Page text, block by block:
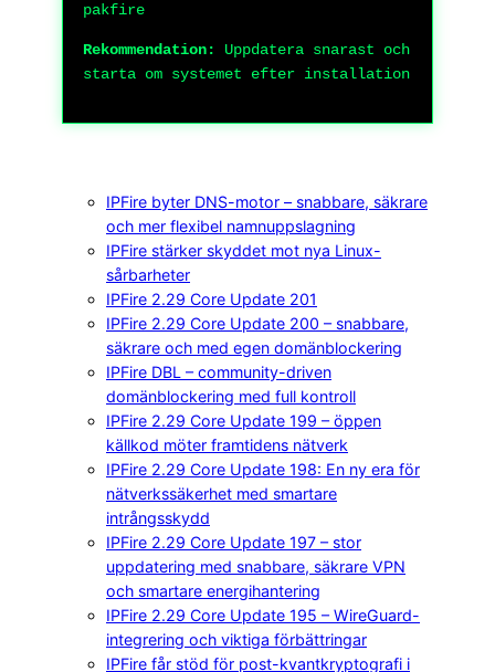
pakfire
Rekommendation:
Uppdatera snarast och
starta om systemet efter installation
IPFire byter DNS-motor – snabbare, säkrare
och mer flexibel namnuppslagning
IPFire stärker skyddet mot nya Linux-
sårbarheter
IPFire 2.29 Core Update 201
IPFire 2.29 Core Update 200 – snabbare,
säkrare och med egen domänblockering
IPFire DBL – community-driven
domänblockering med full kontroll
IPFire 2.29 Core Update 199 – öppen
källkod möter framtidens nätverk
IPFire 2.29 Core Update 198: En ny era för
nätverkssäkerhet med smartare
intrångsskydd
IPFire 2.29 Core Update 197 – stor
uppdatering med snabbare, säkrare VPN
och smartare energihantering
IPFire 2.29 Core Update 195 – WireGuard-
integrering och viktiga förbättringar
IPFire får stöd för post-kvantkryptografi i